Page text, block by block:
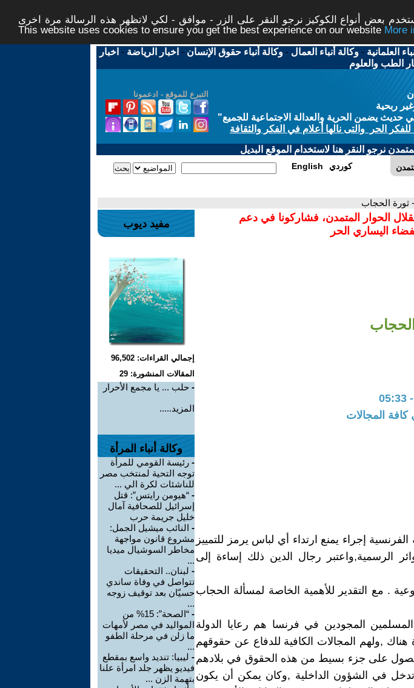
بعض أنواع الكوكيز نرجو النقر على الزر - موافق - لكي لاتظهر هذه الرسالة مرة اخرى -
This website uses cookies to ensure you get the best experience on our website
العلمانية -وكالة أنباء العمال -وكالة أنباء حقوق الإنسان - اخبار الرياضة - اخبار
الطب والعلوم
التبرع للموقع - ادعمونا
ربحية
يضمن الحرية والعدالة الاجتماعية للجميع"
الحر والتى نالها أعلام في الفكر والثقافة
نرجو النقر هنا لاستخدام الموقع البديل
English كوردي
- ثورة الحجاب
الحوار المتمدن، فشاركونا في دعم
اليساري الحر
كافة المجالات
إجراء يمنع ارتداء أي لباس يرمز للتمييز
الرسمية,واعتبر رجال الدين ذلك إساءة إلى
. مع التقدير للأهمية الخاصة لمسألة الحجاب
المجودين في فرنسا هم رعايا الدولة
هناك ,ولهم المجالات الكافية للدفاع عن حقوقهم
للحصول على جزء بسيط من هذه الحقوق في بلادهم
في الشؤون الداخلية ,وكان يمكن أن يكون
مفيد ديوب
إجمالي القراءات: 96,502
المقالات المنشورة: 29
- حلب ... يا مجمع الأحرار
المزيد.....
وكالة أنباء المرأة
- رئيسة القومي للمرأة
توجه التحية لمنتخب مصر
للناشئات لكرة الي ...
- “هيومن رايتس”: قتل
إسرائيل للصحافية آمال
خليل جريمة حرب
- النائب ميشيل الجمل:
مشروع قانون مواجهة
مخاطر السوشيال ميديا
...
- لبنان.. التحقيقات
تتواصل في وفاة ساندي
حسيّان بعد توقيف زوجه
...
-
“الصحة”: 15% من
المواليد في مصر لأمهات
ما زلن في مرحلة الطفو
...
- ليبيا: تنديد واسع بمقطع
فيديو يظهر جلد امرأة علنا
بتهمة الزن ...